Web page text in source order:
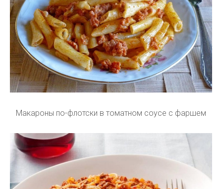
Макароны по-флотски в томатном соусе с фаршем